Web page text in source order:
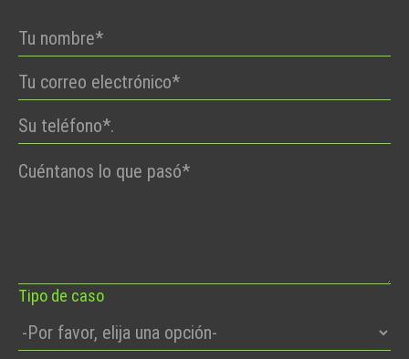
Por
Tipo de caso